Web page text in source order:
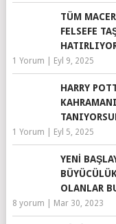
TÜM
FELSEFE
1 Yorum Eyl 9, 2025
HARRY
1 Yorum Eyl 5, 2025
YENI
OLANLAR
8 yorum Mar 30, 2023